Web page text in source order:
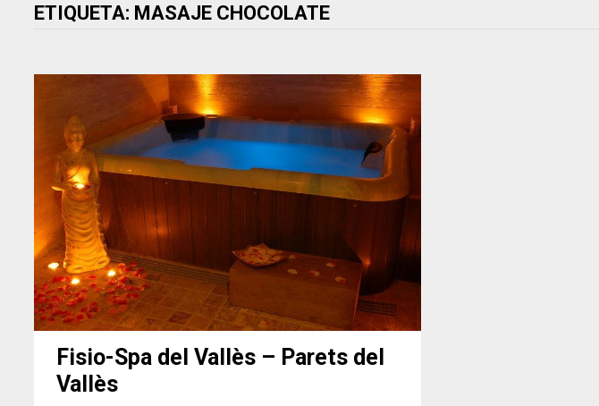
ETIQUETA: MASAJE CHOCOLATE
Fisio-Spa del Vallès – Parets del
Vallès